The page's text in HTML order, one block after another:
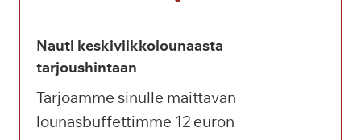
Nauti keskiviikkolounaasta
tarjoushintaan
Tarjoamme sinulle maittavan
lounasbuffettimme 12 euron